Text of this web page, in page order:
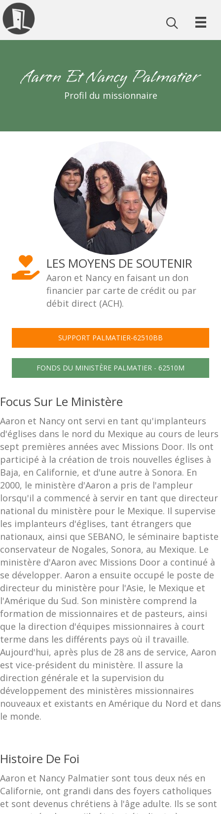
Aaron Et Nancy Palmatier
Profil du missionnaire
Focus Sur Le Ministère
Aaron et Nancy ont servi en tant qu'implanteurs
d'églises dans le nord du Mexique au cours de leurs
sept premières années avec Missions Door. Ils ont
participé à la création de trois nouvelles églises à
Baja, en Californie, et d'une autre à Sonora. En
2000, le ministère d'Aaron a pris de l'ampleur
lorsqu'il a commencé à servir en tant que directeur
national du ministère pour le Mexique. Il supervise
les implanteurs d'églises, tant étrangers que
nationaux, ainsi que SEBANO, le séminaire baptiste
conservateur de Nogales, Sonora, au Mexique. Le
ministère d'Aaron avec Missions Door a continué à
se développer. Aaron a ensuite occupé le poste de
directeur du ministère pour l'Asie, le Mexique et
l'Amérique du Sud. Son ministère comprend la
formation de missionnaires et de pasteurs, ainsi
que la direction d'équipes missionnaires à court
terme dans les différents pays où il travaille.
Aujourd'hui, après plus de 28 ans de service, Aaron
est vice-président du ministère. Il assure la
direction générale et la supervision du
développement des ministères missionnaires
nouveaux et existants en Amérique du Nord et dans
le monde.
Histoire De Foi
Aaron et Nancy Palmatier sont tous deux nés en
Californie, ont grandi dans des foyers catholiques
et sont devenus chrétiens à l'âge adulte. Ils se sont
LES MOYENS DE SOUTENIR
Aaron et Nancy en faisant un don
financier par carte de crédit ou par
débit direct (ACH).
SUPPORT PALMATIER-62510BB
FONDS DU MINISTÈRE PALMATIER - 62510M